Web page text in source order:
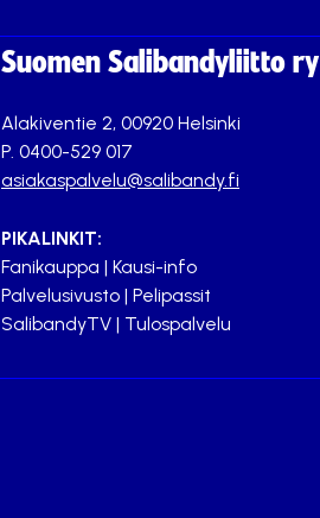
Suomen Salibandyliitto ry
Alakiventie 2, 00920 Helsinki
P. 0400-529 017
asiakaspalvelu@salibandy.fi
PIKALINKIT:
Fanikauppa | Kausi-info
Palvelusivusto | Pelipassit
SalibandyTV | Tulospalvelu